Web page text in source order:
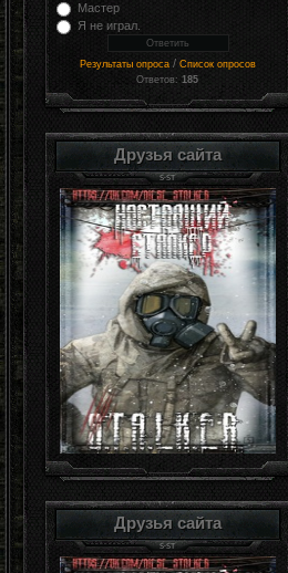
Мастер
Я не играл.
Результаты опроса / Список опросов
Ответов:185
Друзья сайта
Друзья сайта